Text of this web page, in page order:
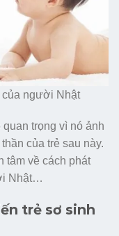
của người Nhật
trọng vì nó ảnh
của trẻ sau này.
tâm về cách phát
Nhật…
trẻ sơ sinh